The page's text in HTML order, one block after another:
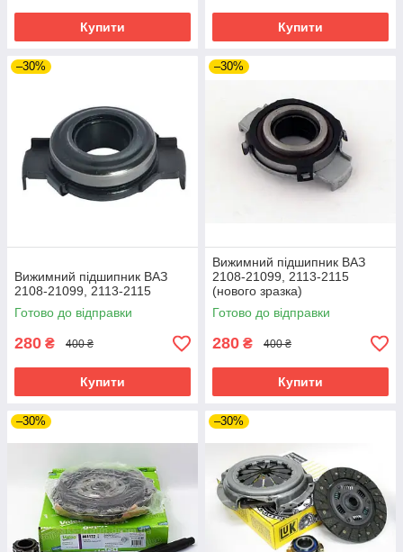
Купити Купити
–30%
Вижимний підшипник ВАЗ
2108-21099, 2113-2115
Готово до відправки
280 ₴ 400 ₴
Купити
–30%
Вижимний підшипник ВАЗ
2108-21099, 2113-2115
(нового зразка)
Готово до відправки
280 ₴ 400 ₴
Купити
–30% –30%